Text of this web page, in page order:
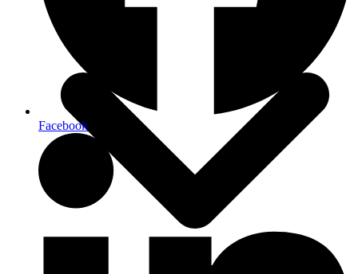
Facebook